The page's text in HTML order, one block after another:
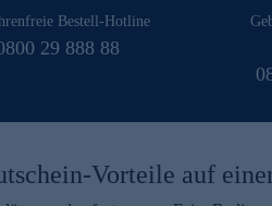
Bestell-Hotline
29 888 88
Vorteile auf